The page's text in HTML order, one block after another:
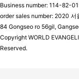
Business number: 114-82-
order sales number: 2020 서
84 Gongseo ro 56gil,
Copyright WORLD
Reserved.